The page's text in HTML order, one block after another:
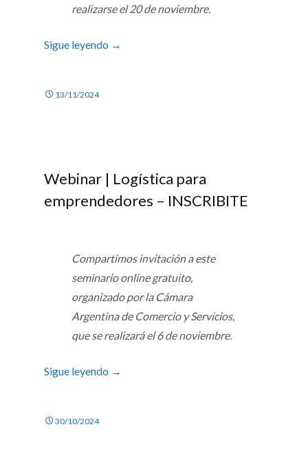
realizarse el 20 de noviembre.
Sigue leyendo →
13/11/2024
Webinar | Logística para
emprendedores – INSCRIBITE
Compartimos invitación a este
seminario online gratuito,
organizado por la Cámara
Argentina de Comercio y Servicios,
que se realizará el 6 de noviembre.
Sigue leyendo →
30/10/2024